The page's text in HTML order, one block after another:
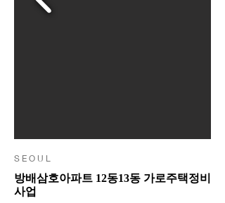
S E O U L
방배삼호아파트 12동13동 가로주택정비
사업